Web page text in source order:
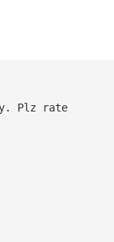
Plz rate